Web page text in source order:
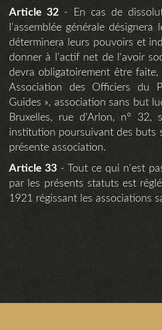
Article 32 - En cas de
l'assemblée générale désignera
déterminera leurs pouvoirs et
donner à l'actif net de l'avoir
devra obligatoirement être
Association des Officiers du
Guides », association sans but
Bruxelles, rue d'Arlon, n° 32,
institution poursuivant des buts
présente association.
Article 33 - Tout ce qui n'est
par les présents statuts est
1921 régissant les associations